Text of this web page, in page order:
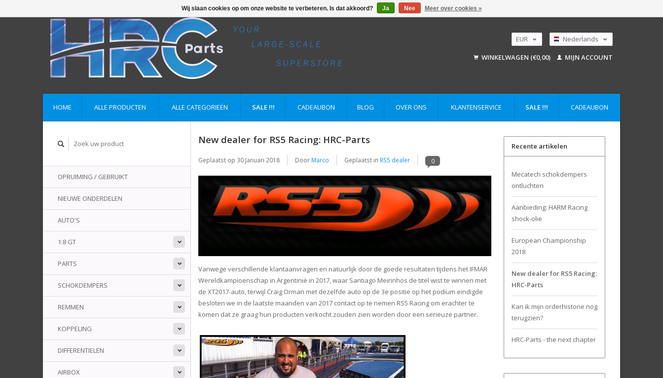
EUR
USD
Nederlands
English
WINKELWAGEN (€0,00) MIJN ACCOUNT
HOME ALLE PRODUCTEN ALLE CATEGORIEËN SALE !!! CADEAUBON BLOG OVER ONS KLANTENSERVICE SALE !!! CADEAUBON
OPRUIMING / GEBRUIKT
NIEUWE ONDERDELEN
AUTO'S
1:8 GT
PARTS
SCHOKDEMPERS
REMMEN
KOPPELING
DIFFERENTIELEN
AIRBOX
New dealer for RS5 Racing: HRC-Parts
Geplaatst op 30 Januari 2018 Door Marco Geplaatst in RS5 dealer 0
Vanwege verschillende klantaanvragen en natuurlijk door de goede resultaten tijdens het IFMAR
Wereldkampioenschap in Argentinië in 2017, waar Santiago Meirinhos de titel wist te winnen met
de XT2017-auto, terwijl Craig Orman met dezelfde auto op de 3e positie op het podium eindigde
besloten we in de laatste maanden van 2017 contact op te nemen RS5 Racing om erachter te
komen dat ze graag hun producten verkocht zouden zien worden door een serieuze partner.
Recente artikelen
Mecatech schokdempers
ontluchten
Aanbieding: HARM Racing
shock-olie
European Championship
2018
New dealer for RS5 Racing:
HRC-Parts
Kan ik mijn orderhistorie nog
terugzien?
HRC-Parts - the next chapter
Wij slaan cookies op om onze website te verbeteren. Is dat akkoord? Ja Nee Meer over cookies »